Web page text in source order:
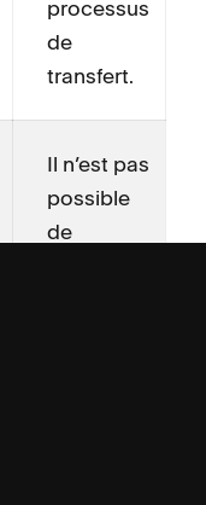
processus
de
transfert.
Il n’est pas
possible
de